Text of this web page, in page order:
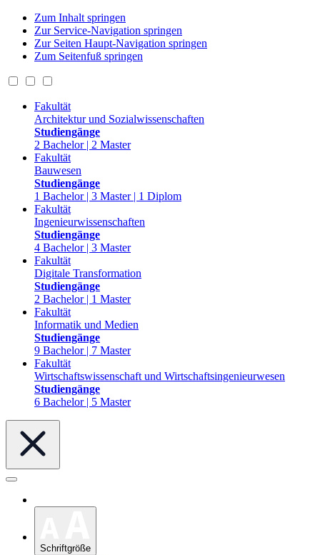
Zum Inhalt springen
Zur Service-Navigation springen
Zur Seiten Haupt-Navigation springen
Zum Seitenfuß springen
Fakultät
Architektur und Sozialwissenschaften
Studiengänge
2 Bachelor | 2 Master
Fakultät
Bauwesen
Studiengänge
1 Bachelor | 3 Master | 1 Diplom
Fakultät
Ingenieurwissenschaften
Studiengänge
4 Bachelor | 3 Master
Fakultät
Digitale Transformation
Studiengänge
2 Bachelor | 1 Master
Fakultät
Informatik und Medien
Studiengänge
9 Bachelor | 7 Master
Fakultät
Wirtschaftswissenschaft und Wirtschaftsingenieurwesen
Studiengänge
6 Bachelor | 5 Master
Schriftgröße